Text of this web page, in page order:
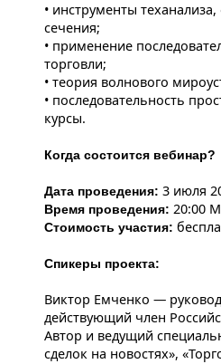
• инструменты
сечения;
• применение
торговли;
• теория волнового
• последовательность
курсы.
Когда состоится вебинар?
Дата проведения: 3 июля
Время проведения: 20:00
Стоимость участия:
Спикеры проекта:
Виктор Емченко —
действующий член
Автор и ведущий
сделок на новостях»,